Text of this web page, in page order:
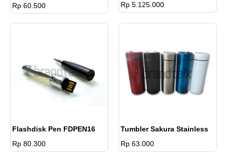
Rp 60.500
Rp 5.125.000
Flashdisk Pen FDPEN16
Rp 80.300
Tumbler Sakura Stainless
Rp 63.000